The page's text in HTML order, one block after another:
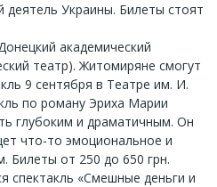
деятель Украины. Билеты стоят
академический
театр). Житомиряне смогут
9 сентября в Театре им. И.
по роману Эриха Марии
глубоким и драматичным. Он
что-то эмоциональное и
Билеты от 250 до 650 грн.
спектакль «Смешные деньги и